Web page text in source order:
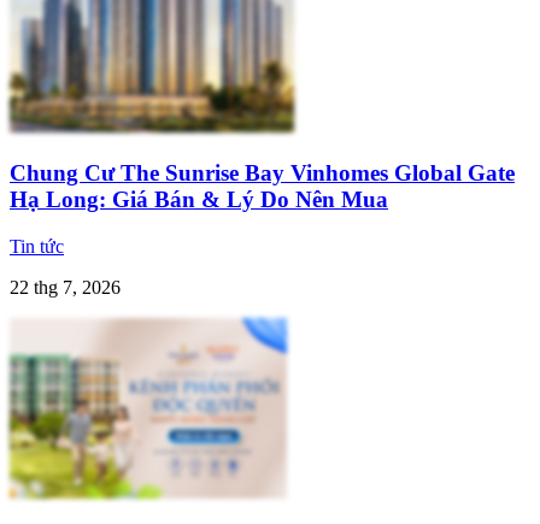
Chung Cư The Sunrise Bay Vinhomes Global Gate
Hạ Long: Giá Bán & Lý Do Nên Mua
Tin tức
22 thg 7, 2026